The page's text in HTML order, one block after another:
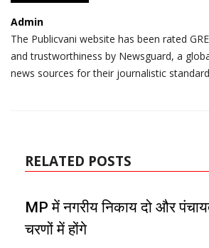
Admin
The Publicvani website has been rated
and trustworthiness by Newsguard, a
news sources for their journalistic
RELATED POSTS
MP में नगरीय निकाय दो और
चरणों में होंगे